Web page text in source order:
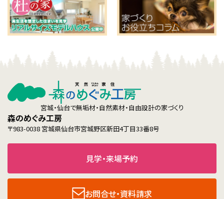
宮城・仙台で無垢材・自然素材・自由設計の家づくり
森のめぐみ工房
〒983-0038 宮城県仙台市宮城野区新田4丁目33番8号
見学・来場予約
お問合せ・資料請求